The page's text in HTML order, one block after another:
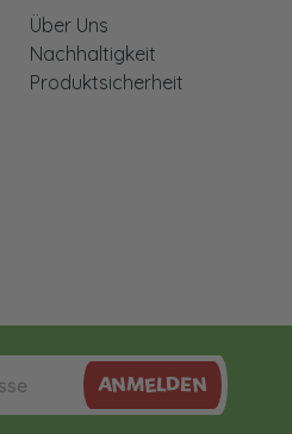
Über Uns
Nachhaltigkeit
Produktsicherheit
ANMELDEN